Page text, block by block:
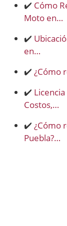
✔️ Cómo
Moto en…
✔️
en…
✔️ ¿Cómo
✔️
Costos,…
✔️ ¿Cómo
Puebla?…